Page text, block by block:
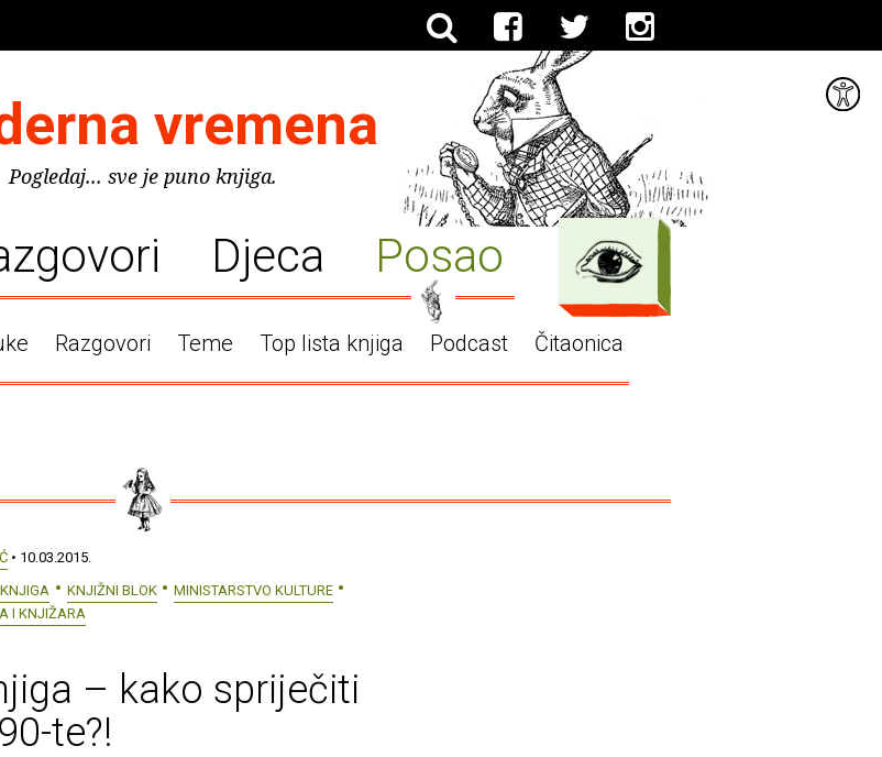
vremena
Pogledaj... sve je puno knjiga.
Djeca Posao
Razgovori Teme Top lista knjiga Podcast Čitaonica
• 10.03.2015.
KNJIŽNI BLOK
MINISTARSTVO KULTURE
I KNJIŽARA
– kako spriječiti
te?!